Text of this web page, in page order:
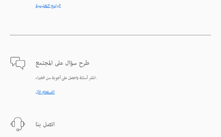
البرامج التعليمية
طرح سؤال على المجتمع
انشر أسئلة واحصل على أجوبة من الخبراء.
الاستعلام الآن
اتصل بنا